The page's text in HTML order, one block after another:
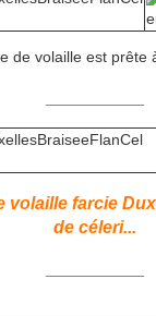
de volaille est prête
volaille farcie
de céleri...